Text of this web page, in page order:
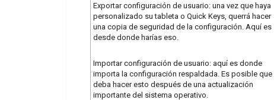
Exportar configuración de usuario: una vez que haya
personalizado su tableta o Quick Keys, querrá hacer
una copia de seguridad de la configuración. Aquí es
desde donde harías eso.
Importar configuración de usuario: aquí es donde
importa la configuración respaldada. Es posible que
deba hacer esto después de una actualización
importante del sistema operativo.